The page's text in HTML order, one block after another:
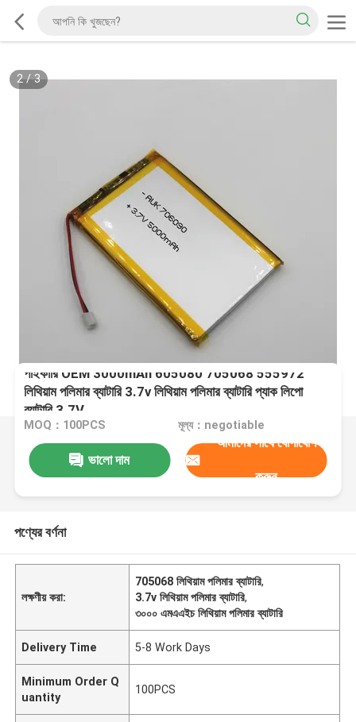
2/3
পাইকারি OEM 3000mAh 605080 705068 555972
লিথিয়াম পলিমার ব্যাটারি 3.7v লিথিয়াম পলিমার ব্যাটারি প্যাক লিপো
ব্যাটারি 3.7V
MOQ：100PCS মূল্য：negotiable
ভালো দাম
আমাদের সাথে যোগাযোগ
করুন
পণ্যের বর্ণনা
লক্ষণীয় করা:
705068 লিথিয়াম পলিমার ব্যাটারি,
3.7v লিথিয়াম পলিমার ব্যাটারি,
৩০০০ এমএএইচ লিথিয়াম পলিমার ব্যাটারি
Delivery Time 5-8 Work Days
Minimum Order Q
uantity
100PCS